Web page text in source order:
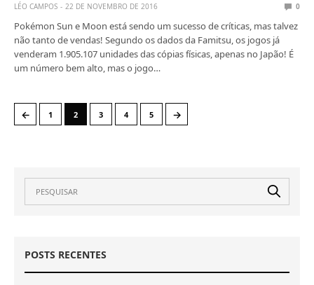
LÉO CAMPOS 22 DE NOVEMBRO DE 2016 0
Pokémon Sun e Moon está sendo um sucesso de críticas, mas talvez
não tanto de vendas! Segundo os dados da Famitsu, os jogos já
venderam 1.905.107 unidades das cópias físicas, apenas no Japão! É
um número bem alto, mas o jogo…
← 1 2 3 4 5 →
POSTS RECENTES